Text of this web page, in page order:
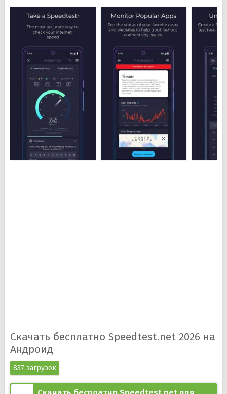
от Ookla на свой телефон.
Основные особенности Speedtest.net
для Android:
Проверка скорости соединения 2G, 3G, 4G и 5G;
Wi-Fi анализатор покажет кто подключен к вашей
Информация о задержке соединения;
Информация о скорости передачи и приема
данных;
Контроль за потреблением мобильного трафика;
Автоматическое сохранение информации для
Скачать бесплатно Speedtest.net 2026 на
Андроид
837 загрузок